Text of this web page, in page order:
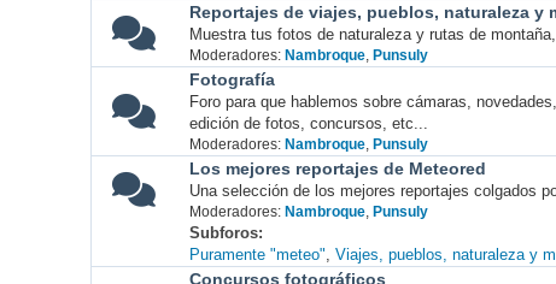
Reportajes de viajes, pueblos, naturaleza y
Muestra tus fotos de naturaleza y rutas de
Moderadores: Nambroque, Punsuly
Fotografía
Foro para que hablemos sobre cámaras,
edición de fotos, concursos, etc...
Moderadores: Nambroque, Punsuly
Los mejores reportajes de Meteored
Una selección de los mejores reportajes colgados
Moderadores: Nambroque, Punsuly
Subforos
Puramente "meteo" Viajes, pueblos, naturaleza y
Concursos fotográficos